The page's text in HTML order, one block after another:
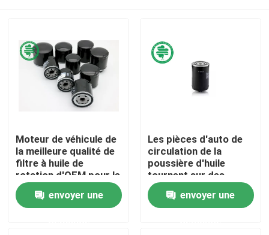
Maison
Produits
Moteur de véhicule de
la meilleure qualité de
filtre à huile de
rotation d'OEM pour le
divers modèle de
voiture envoyer une
Les pièces d'auto de
circulation de la
poussière d'huile
tournent sur des
filtres à huile 068 115
561A pour Audi
Volkswagen
envoyer une